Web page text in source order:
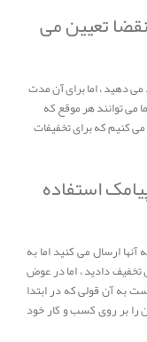
تعیین می
دهید ، اما برای آن مدت
توانند هر موقع که
کنیم که برای تخفیفات
استفاده
که در ماه ۴ پیامک به آنها ارسال می کنید اما به
تخفیف دادید ، اما در عوض
به آن قولی که در ابتدا
را بر روی کسب و کار خود